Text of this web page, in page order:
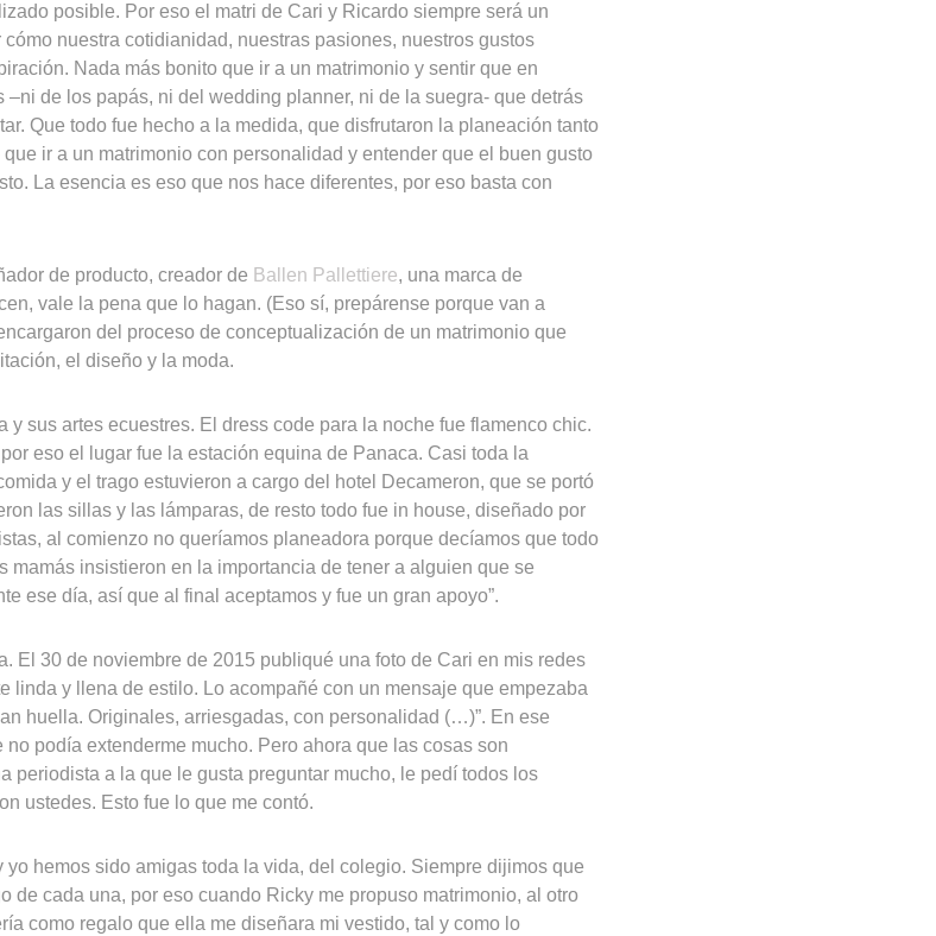
posible. Por eso el matri de Cari y Ricardo siempre será un
nuestra cotidianidad, nuestras pasiones, nuestros gustos
Nada más bonito que ir a un matrimonio y sentir que en
de los papás, ni del wedding planner, ni de la suegra- que detrás
Que todo fue hecho a la medida, que disfrutaron la planeación tanto
ir a un matrimonio con personalidad y entender que el buen gusto
La esencia es eso que nos hace diferentes, por eso basta con
de producto, creador de Ballen Pallettiere, una marca de
vale la pena que lo hagan. (Eso sí, prepárense porque van a
del proceso de conceptualización de un matrimonio que
el diseño y la moda.
y sus artes ecuestres. El dress code para la noche fue flamenco chic.
eso el lugar fue la estación equina de Panaca. Casi toda la
y el trago estuvieron a cargo del hotel Decameron, que se portó
las sillas y las lámparas, de resto todo fue in house, diseñado por
al comienzo no queríamos planeadora porque decíamos que todo
mamás insistieron en la importancia de tener a alguien que se
ese día, así que al final aceptamos y fue un gran apoyo”.
El 30 de noviembre de 2015 publiqué una foto de Cari en mis redes
linda y llena de estilo. Lo acompañé con un mensaje que empezaba
huella. Originales, arriesgadas, con personalidad (…)”. En ese
podía extenderme mucho. Pero ahora que las cosas son
periodista a la que le gusta preguntar mucho, le pedí todos los
ustedes. Esto fue lo que me contó.
yo hemos sido amigas toda la vida, del colegio. Siempre dijimos que
de cada una, por eso cuando Ricky me propuso matrimonio, al otro
como regalo que ella me diseñara mi vestido, tal y como lo